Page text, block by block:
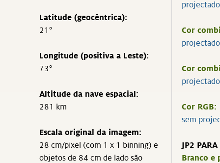
Latitude (geocêntrica):
21°
Longitude (positiva a Leste):
73°
Altitude da nave espacial:
281 km
Escala original da imagem:
28 cm/pixel (com 1 x 1 binning) e
objetos de 84 cm de lado são
projectado
Cor
projectado
Cor
projectado
Cor RGB:
sem
JP2
Branco e